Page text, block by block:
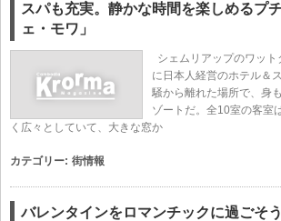
スパも充実。静かな時間を楽しめるプ
ェ・モワ」
シェムリアップのワッ
に日本人経営のホテル＆
騒から離れた場所で、身
ゾートだ。全10室の客室
く広々としていて、大きな窓か
カテゴリー: 街情報
バレンタインをロマンチックに過ごそ